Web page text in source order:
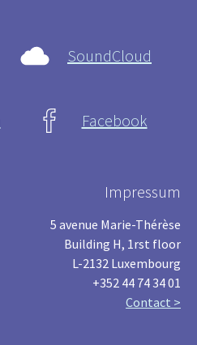
SoundCloud
Facebook
Impressum
5 avenue Marie-Thérèse
Building H, 1rst floor
L-2132 Luxembourg
+352 44 74 34 01
Contact >